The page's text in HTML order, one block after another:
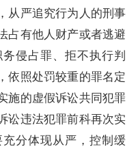
从严追究行为人的刑事
占有他人财产或者逃避
侵占罪、拒不执行判
依照处罚较重的罪名定
施的虚假诉讼共同犯罪
讼违法犯罪前科再次实
分体现从严，控制缓